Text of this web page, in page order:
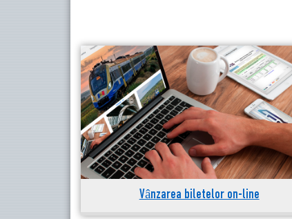
Vânzarea biletelor on-line